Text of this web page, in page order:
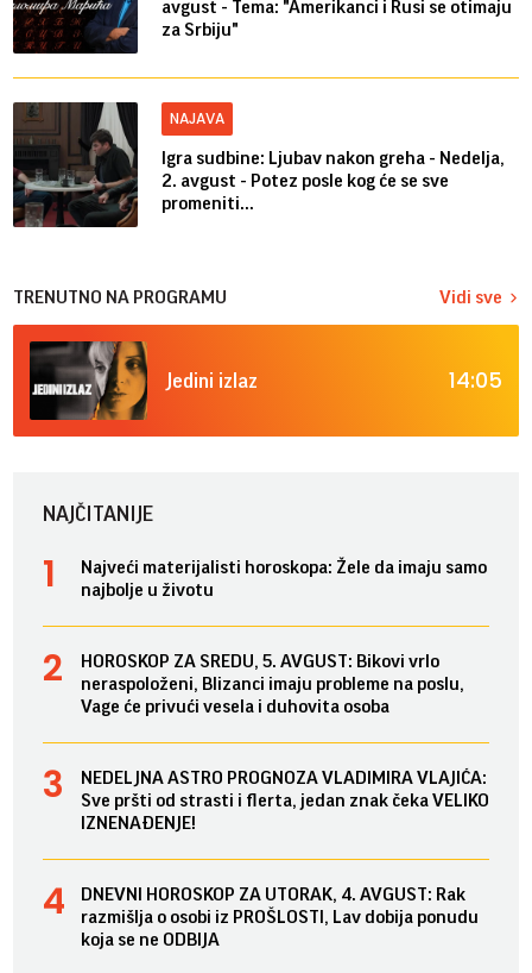
avgust - Tema: "Amerikanci i Rusi se otimaju
za Srbiju"
NAJAVA
Igra sudbine: Ljubav nakon greha - Nedelja,
2. avgust - Potez posle kog će se sve
promeniti...
TRENUTNO NA PROGRAMU Vidi sve
Jedini izlaz 14:05
NAJČITANIJE
Najveći materijalisti horoskopa: Žele da imaju samo
najbolje u životu
HOROSKOP ZA SREDU, 5. AVGUST: Bikovi vrlo
neraspoloženi, Blizanci imaju probleme na poslu,
Vage će privući vesela i duhovita osoba
NEDELJNA ASTRO PROGNOZA VLADIMIRA VLAJIĆA:
Sve pršti od strasti i flerta, jedan znak čeka VELIKO
IZNENAĐENJE!
DNEVNI HOROSKOP ZA UTORAK, 4. AVGUST: Rak
razmišlja o osobi iz PROŠLOSTI, Lav dobija ponudu
koja se ne ODBIJA